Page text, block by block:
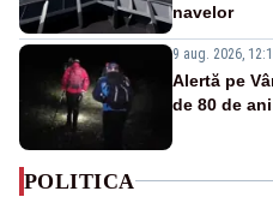
navelor
9 aug. 2026,
Alertă pe
de 80 de
POLITICA